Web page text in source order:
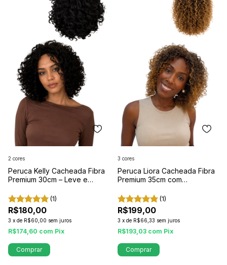
Peruca Kelly Cacheada Fibra
Premium 30cm – Leve e
(1)
R$180,00
3 x de R$60,00 sem juros
R$174,60 com Pix
2 cores
Comprar
Peruca Liora Cacheada Fibra
Premium 35cm com
Internos
(1)
R$199,00
3 x de R$66,33 sem juros
R$193,03 com Pix
3 cores
Comprar